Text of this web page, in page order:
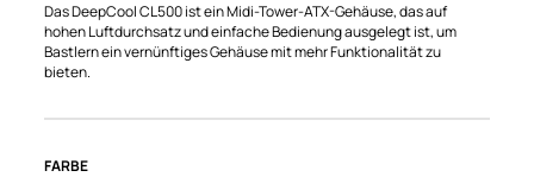
Das DeepCool CL500 ist ein Midi-Tower-ATX-Gehäuse, das auf
hohen Luftdurchsatz und einfache Bedienung ausgelegt ist, um
Bastlern ein vernünftiges Gehäuse mit mehr Funktionalität zu
bieten.
FARBE